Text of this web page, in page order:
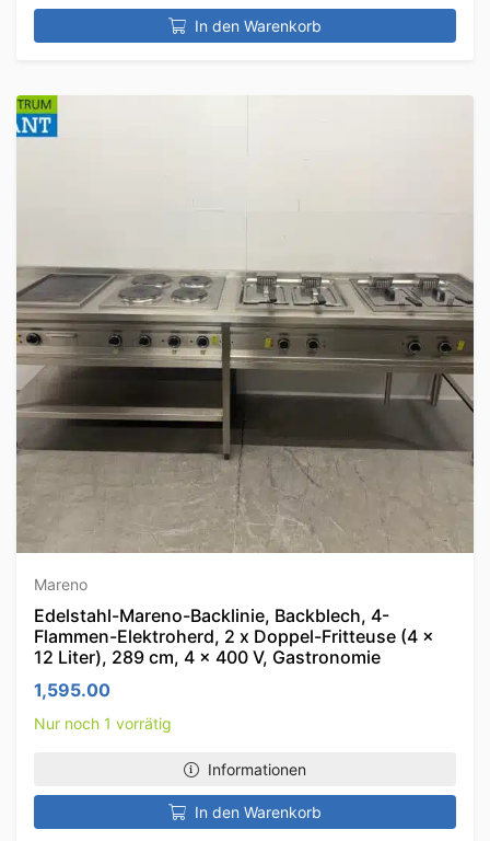
In den Warenkorb
Mareno
Edelstahl-Mareno-Backlinie, Backblech, 4-
Flammen-Elektroherd, 2 x Doppel-Fritteuse (4 x
12 Liter), 289 cm, 4 x 400 V, Gastronomie
1,595.00
Nur noch 1 vorrätig
Informationen
In den Warenkorb